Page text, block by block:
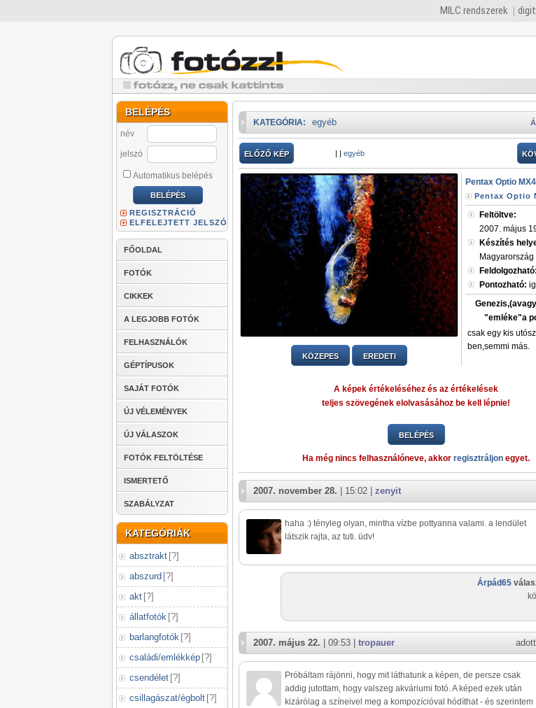
MILC rendszerek
BELÉPÉS
név
jelszó
Automatikus belépés
REGISZTRÁCIÓ
ELFELEJTETT JELSZÓ
FŐOLDAL
FOTÓK
CIKKEK
A LEGJOBB FOTÓK
FELHASZNÁLÓK
GÉPTÍPUSOK
SAJÁT FOTÓK
ÚJ VÉLEMÉNYEK
ÚJ VÁLASZOK
FOTÓK FELTÖLTÉSE
ISMERTETŐ
SZABÁLYZAT
KATEGÓRIÁK
absztrakt [?]
abszurd [?]
akt [?]
állatfotók [?]
barlangfotók [?]
családi/emlékkép [?]
csendélet [?]
csillagászat/égbolt [?]
KATEGÓRIA: egyéb
ELŐZŐ KÉP | | egyéb
KÖZEPES EREDETI
Pentax Optio MX4
Pentax Optio
Feltöltve:
2007. május
Készítés
Magyarország
Feldolgozható:
Pontozható:
"emléke"a
csak egy kis
ben,semmi más.
A képek értékeléséhez és az értékelések
teljes szövegének elolvasásához be kell lépnie!
BELÉPÉS
Ha még nincs felhasználóneve, akkor regisztráljon egyet.
2007. november 28. | 15:02 | zenyit
haha :) tényleg olyan, mintha vízbe pottyanna valami. a lendület
látszik rajta, az tuti. üdv!
Árpád65
2007. május 22. | 09:53 | tropauer
Próbáltam rájönni, hogy mit láthatunk a képen, de persze csak
addig jutottam, hogy valszeg akváriumi fotó. A képed ezek után
kizárólag a színeivel meg a kompozícióval hódíthat - és szerintem